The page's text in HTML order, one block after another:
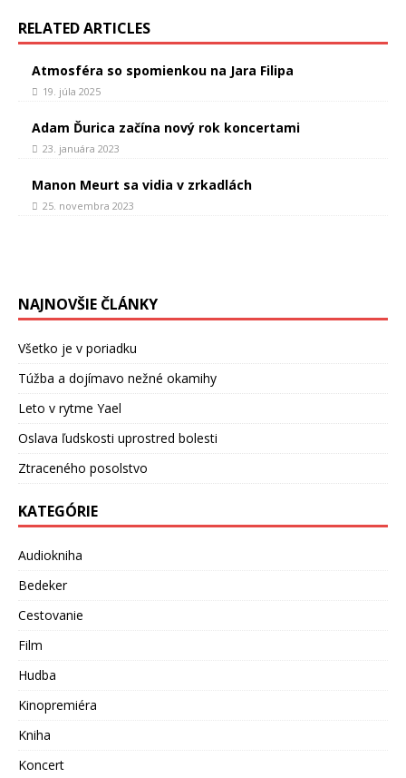
RELATED ARTICLES
Atmosféra so spomienkou na Jara Filipa
19. júla 2025
Adam Ďurica začína nový rok koncertami
23. januára 2023
Manon Meurt sa vidia v zrkadlách
25. novembra 2023
NAJNOVŠIE ČLÁNKY
Všetko je v poriadku
Túžba a dojímavo nežné okamihy
Leto v rytme Yael
Oslava ľudskosti uprostred bolesti
Ztraceného posolstvo
KATEGÓRIE
Audiokniha
Bedeker
Cestovanie
Film
Hudba
Kinopremiéra
Kniha
Koncert